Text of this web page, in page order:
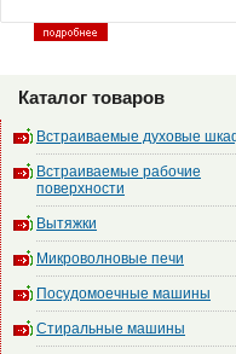
Каталог товаров
Встраиваемые духовые
Встраиваемые рабочие
поверхности
Вытяжки
Микроволновые печи
Посудомоечные машины
Стиральные машины